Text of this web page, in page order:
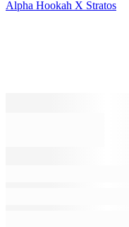
Alpha Hookah X Stratos